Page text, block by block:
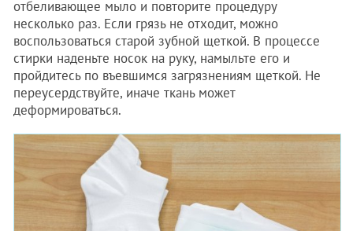
отбеливающее мыло и повторите процедуру
несколько раз. Если грязь не отходит, можно
воспользоваться старой зубной щеткой. В процессе
стирки наденьте носок на руку, намыльте его и
пройдитесь по въевшимся загрязнениям щеткой. Не
переусердствуйте, иначе ткань может
деформироваться.